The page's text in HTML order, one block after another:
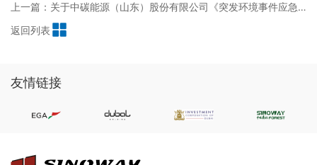
返回列表
上一篇：关于中碳能源（山东）股份有限公司《突发环境事件应急预案》的公示
友情链接